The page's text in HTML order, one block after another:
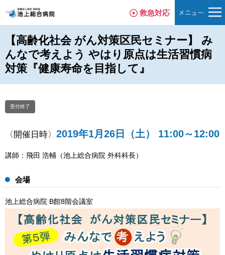
救急対応
【高齢化社会 がん対策区民セミナー】 み
んなで考えよう やはり原点は生活習慣病
対策『健康寿命を目指して』
受付終了
〈開催日時〉 2019年1月26日（土） 11:00～12:00
講師：飛田 浩輔（池上総合病院 外科科長）
会場
池上総合病院 B館8階会議室